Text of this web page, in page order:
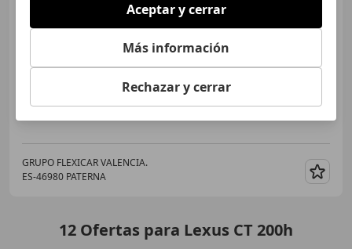
€ 17.790
01/2019 113.636 km
Electro/Gasolina
GRUPO FLEXICAR VALENCIA.
ES-46980 PATERNA
12 Ofertas para Lexus CT 200h
Aceptar y cerrar
Más información
Rechazar y cerrar